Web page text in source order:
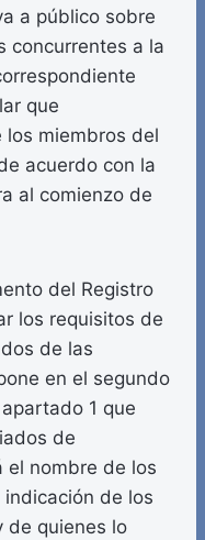
a público sobre
concurrentes a la
que
los miembros del
acuerdo con la
al comienzo de
del Registro
los requisitos de
de las
en el segundo
1 que
de
el nombre de los
de los
de quienes lo